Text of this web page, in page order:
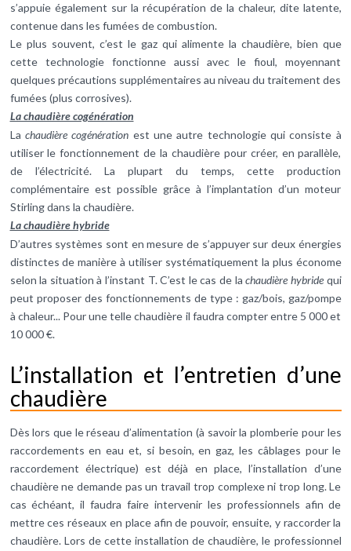
s’appuie également sur la récupération de la chaleur, dite latente,
contenue dans les fumées de combustion.
Le plus souvent, c’est le gaz qui alimente la chaudière, bien que
cette technologie fonctionne aussi avec le fioul, moyennant
quelques précautions supplémentaires au niveau du traitement des
fumées (plus corrosives).
La chaudière cogénération
La chaudière cogénération est une autre technologie qui consiste à
utiliser le fonctionnement de la chaudière pour créer, en parallèle,
de l’électricité. La plupart du temps, cette production
complémentaire est possible grâce à l’implantation d’un moteur
Stirling dans la chaudière.
La chaudière hybride
D’autres systèmes sont en mesure de s’appuyer sur deux énergies
distinctes de manière à utiliser systématiquement la plus économe
selon la situation à l’instant T. C’est le cas de lachaudière hybridequi
peut proposer des fonctionnements de type : gaz/bois, gaz/pompe
à chaleur... Pour une telle chaudière il faudra compter entre 5 000 et
10 000 €.
L’installation et l’entretien d’une
chaudière
Dès lors que le réseau d’alimentation (à savoir la plomberie pour les
raccordements en eau et, si besoin, en gaz, les câblages pour le
raccordement électrique) est déjà en place, l’installation d’une
chaudière ne demande pas un travail trop complexe ni trop long. Le
cas échéant, il faudra faire intervenir les professionnels afin de
mettre ces réseaux en place afin de pouvoir, ensuite, y raccorder la
chaudière. Lors de cette installation de chaudière, le professionnel